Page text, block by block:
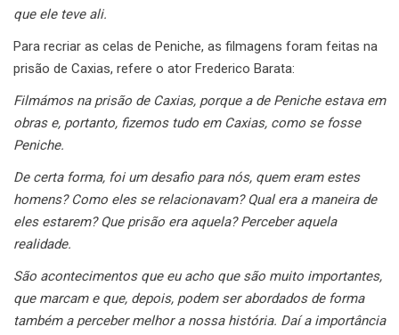
que ele teve ali.
Para recriar as celas de Peniche, as filmagens foram feitas na
prisão de Caxias, refere o ator Frederico Barata:
Filmámos na prisão de Caxias, porque a de Peniche estava em
obras e, portanto, fizemos tudo em Caxias, como se fosse
Peniche.
De certa forma, foi um desafio para nós, quem eram estes
homens? Como eles se relacionavam? Qual era a maneira de
eles estarem? Que prisão era aquela? Perceber aquela
realidade.
São acontecimentos que eu acho que são muito importantes,
que marcam e que, depois, podem ser abordados de forma
também a perceber melhor a nossa história. Daí a importância